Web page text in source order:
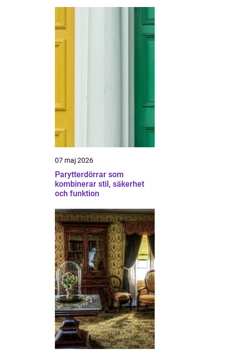
07 maj 2026
Parytterdörrar som
kombinerar stil, säkerhet
och funktion